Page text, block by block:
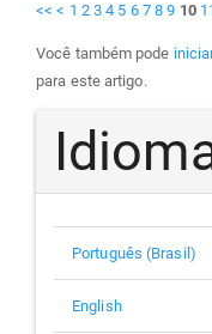
<< < 1 2 3 4 5 6 7 8 9 10
Você também pode
para este artigo.
Português (Brasil)
English